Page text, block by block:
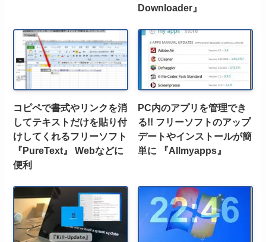
Downloader』
コピペで書式やリンクを消
してテキストだけを貼り付
けしてくれるフリーソフト
『PureText』 Webなどに
便利
PC内のアプリを管理でき
る!! フリーソフトのアップ
デートやインストールが簡
単に 『Allmyapps』